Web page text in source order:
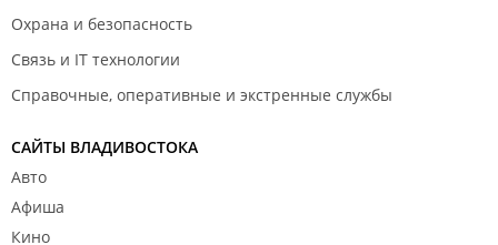
Охрана и безопасность
Связь и IT технологии
Справочные, оперативные и экстренные службы
САЙТЫ ВЛАДИВОСТОКА
Авто
Афиша
Кино